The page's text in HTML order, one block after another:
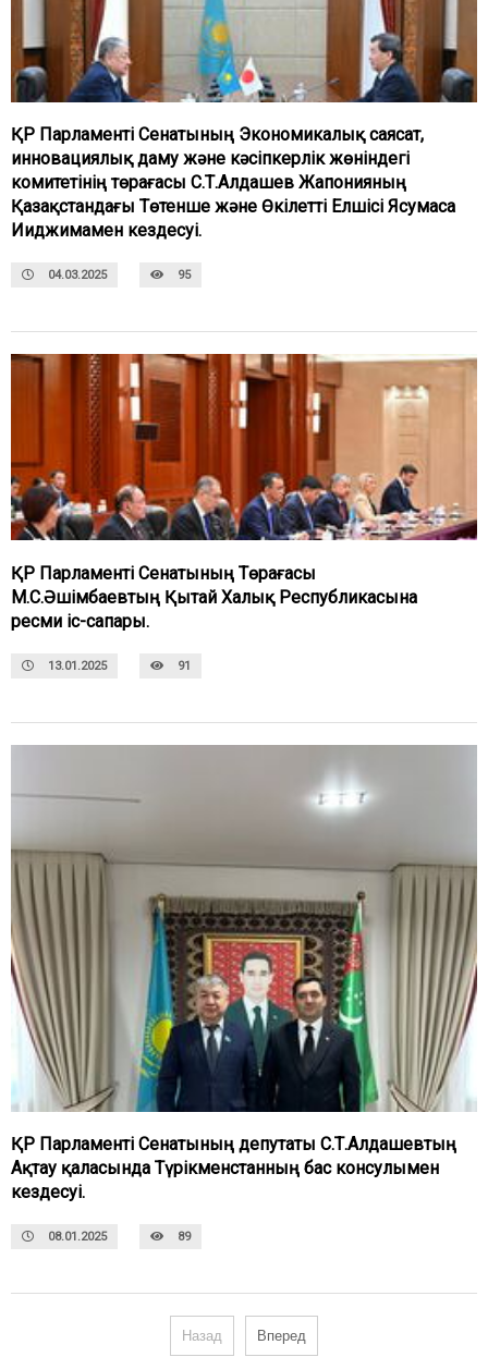
ҚР Парламенті Сенатының Экономикалық саясат,
инновациялық даму және кәсіпкерлік жөніндегі
комитетінің төрағасы С.Т.Алдашев Жапонияның
Қазақстандағы Төтенше және Өкілетті Елшісі Ясумаса
Ииджимамен кездесуі.
04.03.2025 95
ҚР Парламенті Сенатының Төрағасы
М.С.Әшімбаевтың Қытай Халық Республикасына
ресми іс-сапары.
13.01.2025 91
ҚР Парламенті Сенатының депутаты С.Т.Алдашевтың
Ақтау қаласында Түрікменстанның бас консулымен
кездесуі.
08.01.2025 89
Назад Вперед